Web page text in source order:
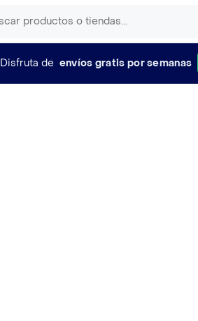
Disfruta de envíos gratis por semanas